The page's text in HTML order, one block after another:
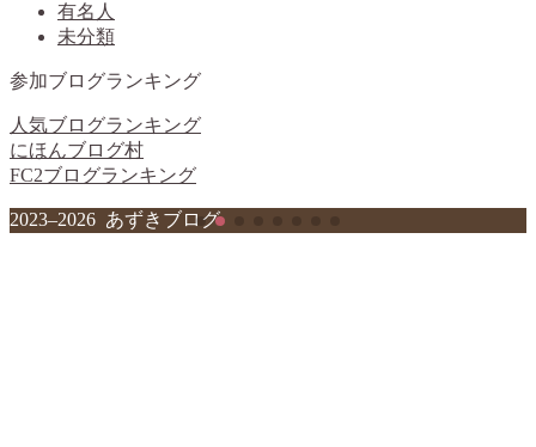
有名人
未分類
参加ブログランキング
人気ブログランキング
にほんブログ村
FC2ブログランキング
2023–2026 あずきブログ